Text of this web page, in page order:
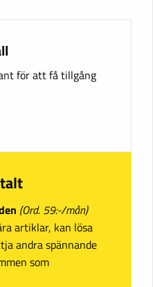
för att få tillgång
(Ord. 59:-/mån)
artiklar, kan lösa
andra spännande
som